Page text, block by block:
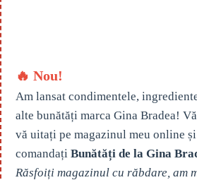
🔥 Nou!
Am lansat condimentele,
alte bunătăți marca Gina Bradea!
vă uitați pe magazinul meu online și
comandați Bunătăți de la Gina
Răsfoiți magazinul cu răbdare, am